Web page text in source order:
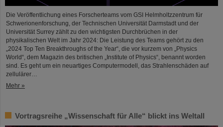
Die Veröffentlichung eines Forscherteams vom GSI Helmholtzzentrum für
Schwerionenforschung, der Technischen Universität Darmstadt und der
Universität Surrey zählt zu den wichtigsten Durchbrüchen in der
physikalischen Welt im Jahr 2024: Die Leistung des Teams gehört zu den
„2024 Top Ten Breakthroughs of the Year“, die vor kurzem von „Physics
World“, dem Magazin des britischen „Institute of Physics“, benannt worden
sind. Es geht um ein neuartiges Computermodell, das Strahlenschäden auf
zellulärer…
Mehr »
Vortragsreihe „Wissenschaft für Alle“ blickt ins Weltall